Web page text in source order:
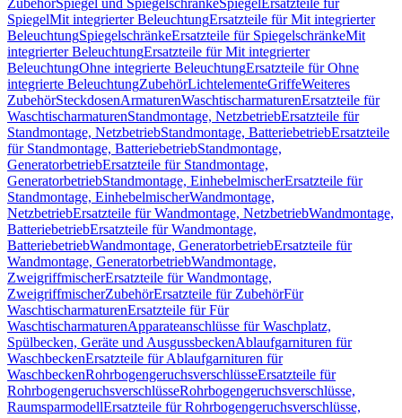
ZubehörSpiegel und SpiegelschränkeSpiegel Ersatzteile für
SpiegelMit integrierter BeleuchtungErsatzteile für Mit integrierter
BeleuchtungSpiegelschränkeErsatzteile für SpiegelschränkeMit
integrierter BeleuchtungErsatzteile für Mit integrierter
BeleuchtungOhne integrierte BeleuchtungErsatzteile für Ohne
integrierte BeleuchtungZubehörLichtelementeGriffeWeiteres
ZubehörSteckdosenArmaturenWaschtischarmaturenErsatzteile für
WaschtischarmaturenStandmontage, NetzbetriebErsatzteile für
Standmontage, NetzbetriebStandmontage, BatteriebetriebErsatzteile
für Standmontage, BatteriebetriebStandmontage,
GeneratorbetriebErsatzteile für Standmontage,
GeneratorbetriebStandmontage, EinhebelmischerErsatzteile für
Standmontage, EinhebelmischerWandmontage,
NetzbetriebErsatzteile für Wandmontage, NetzbetriebWandmontage,
BatteriebetriebErsatzteile für Wandmontage,
BatteriebetriebWandmontage, GeneratorbetriebErsatzteile für
Wandmontage, GeneratorbetriebWandmontage,
ZweigriffmischerErsatzteile für Wandmontage,
ZweigriffmischerZubehörErsatzteile für ZubehörFür
WaschtischarmaturenErsatzteile für Für
WaschtischarmaturenApparateanschlüsse für Waschplatz,
Spülbecken, Geräte und AusgussbeckenAblaufgarnituren für
WaschbeckenErsatzteile für Ablaufgarnituren für
WaschbeckenRohrbogengeruchsverschlüsseErsatzteile für
RohrbogengeruchsverschlüsseRohrbogengeruchsverschlüsse,
RaumsparmodellErsatzteile für Rohrbogengeruchsverschlüsse,